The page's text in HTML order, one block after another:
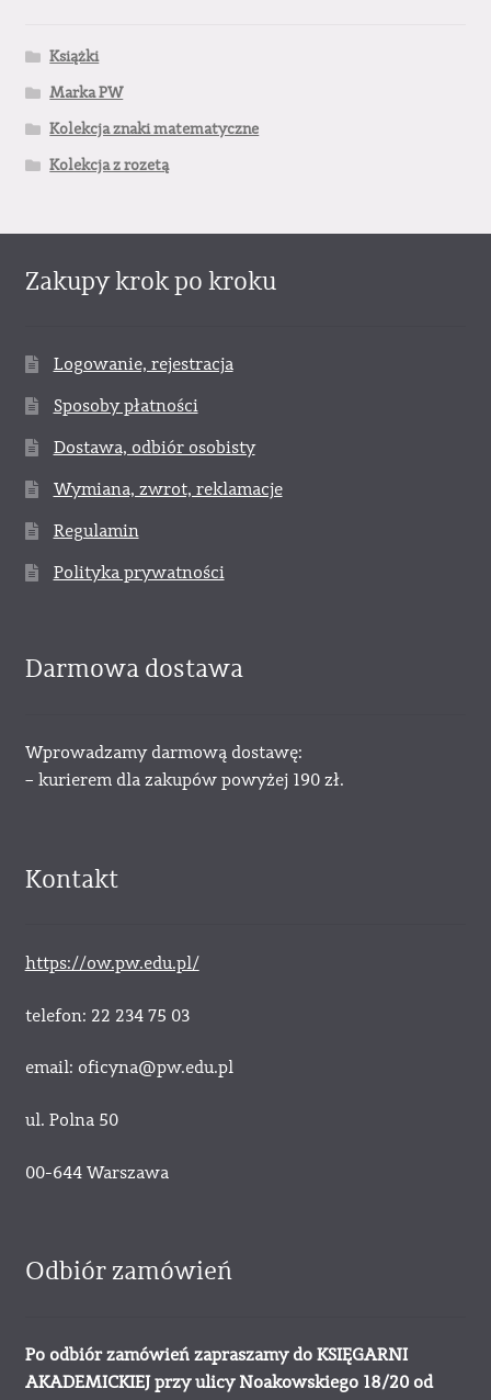
Książki
Marka PW
Kolekcja znaki matematyczne
Kolekcja z rozetą
Zakupy krok po kroku
Logowanie, rejestracja
Sposoby płatności
Dostawa, odbiór osobisty
Wymiana, zwrot, reklamacje
Regulamin
Polityka prywatności
Darmowa dostawa
Wprowadzamy darmową dostawę:
– kurierem dla zakupów powyżej 190 zł.
Kontakt
https://ow.pw.edu.pl/
telefon: 22 234 75 03
email: oficyna@pw.edu.pl
ul. Polna 50
00-644 Warszawa
Odbiór zamówień
Po odbiór zamówień zapraszamy do KSIĘGARNI
AKADEMICKIEJ przy ulicy Noakowskiego 18/20 od